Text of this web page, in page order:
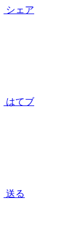
シェア
はてブ
送る